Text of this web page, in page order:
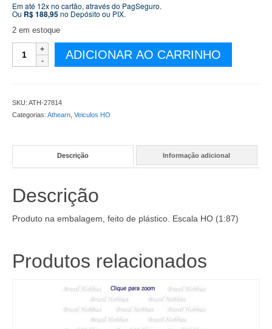
Em até 12x no cartão, através do PagSeguro.
Ou R$188,95no Depósito ou PIX.
2 em estoque
Chassis
-
27814
ADICIONAR AO CARRINHO
SKU: ATH-27814
Categorias: Athearn Veiculos HO
Descrição Informação adicional
Descrição
Produto na embalagem, feito de plástico. Escala HO (1:87)
Produtos relacionados